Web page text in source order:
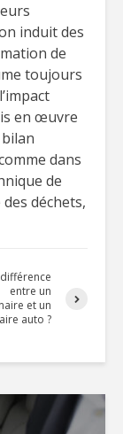
induit des
de
toujours
en œuvre
dans
de
déchets,
entre un
et un
auto ?